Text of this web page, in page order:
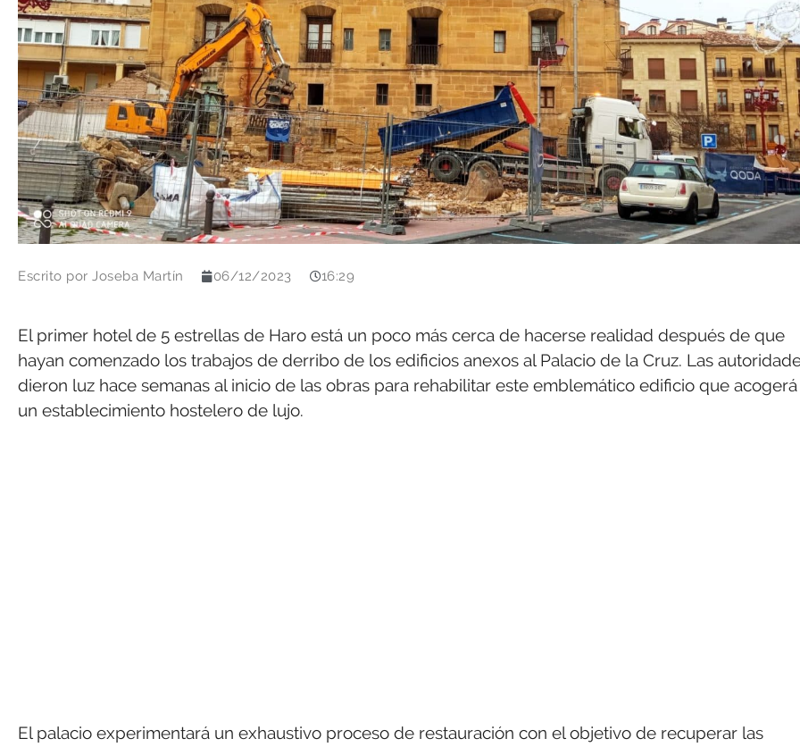
Escrito por Joseba Martín 06/12/2023 16:29
El primer hotel de 5 estrellas de Haro está un poco más cerca de hacerse realidad después de que
hayan comenzado los trabajos de derribo de los edificios anexos al Palacio de la Cruz. Las
dieron luz hace semanas al inicio de las obras para rehabilitar este emblemático edificio que acogerá
un establecimiento hostelero de lujo.
El palacio experimentará un exhaustivo proceso de restauración con el objetivo de recuperar las